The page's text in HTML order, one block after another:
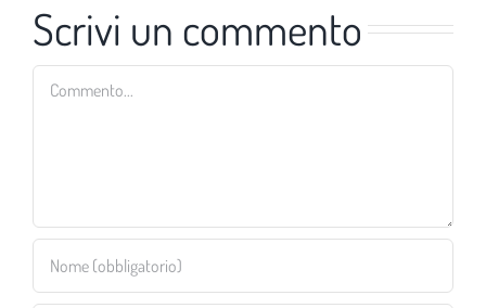
Scrivi un commento
Commento